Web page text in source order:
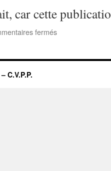
car cette
ferméssur
juillet
C.V.P.P.